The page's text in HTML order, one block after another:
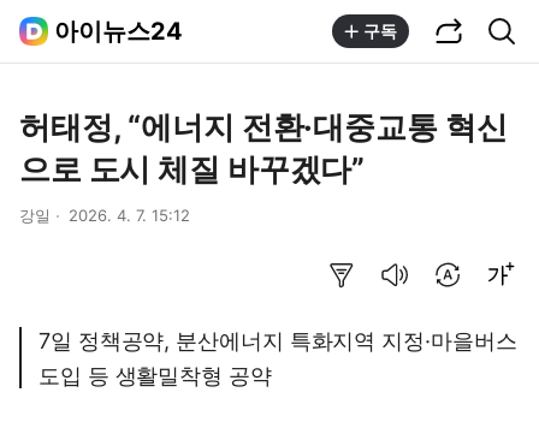
아이뉴스24 구독
허태정, “에너지 전환·대중교통 혁신
으로 도시 체질 바꾸겠다”
강일 2026. 4. 7. 15:12
7일 정책공약, 분산에너지 특화지역 지정·마을버스
도입 등 생활밀착형 공약